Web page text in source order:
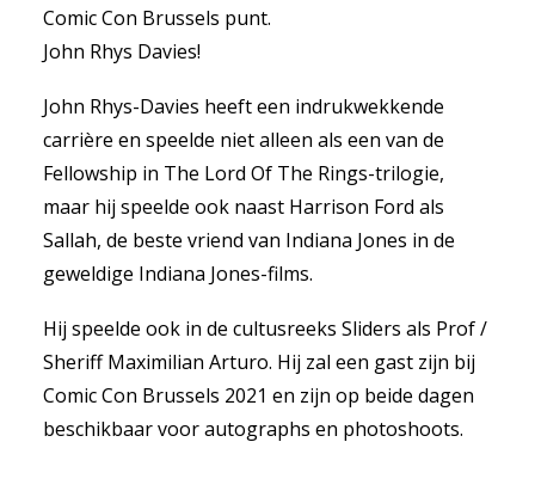
Comic Con Brussels punt.
John Rhys Davies!
John Rhys-Davies heeft een indrukwekkende
carrière en speelde niet alleen als een van de
Fellowship in The Lord Of The Rings-trilogie,
maar hij speelde ook naast Harrison Ford als
Sallah, de beste vriend van Indiana Jones in de
geweldige Indiana Jones-films.
Hij speelde ook in de cultusreeks Sliders als Prof /
Sheriff Maximilian Arturo. Hij zal een gast zijn bij
Comic Con Brussels 2021 en zijn op beide dagen
beschikbaar voor autographs en photoshoots.